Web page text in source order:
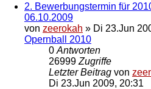
2. Bewerbungstermin für
06.10.2009
von zeerokah » Di 23.Jun
Opernball 2010
0 Antworten
26999 Zugriffe
Letzter Beitrag von
Di 23.Jun 2009, 20:31